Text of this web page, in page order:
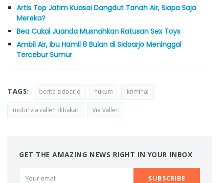
Artis Top Jatim Kuasai Dangdut Tanah Air, Siapa Saja
Mereka?
Bea Cukai Juanda Musnahkan Ratusan Sex Toys
Ambil Air, Ibu Hamil 8 Bulan di Sidoarjo Meninggal
Tercebur Sumur
TAGS: berita sidoarjo hukum kriminal
mobil via vallen dibakar Via Vallen
GET THE AMAZING NEWS RIGHT IN YOUR INBOX